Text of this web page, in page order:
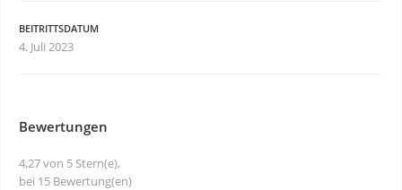
BEITRITTSDATUM
4. Juli 2023
Bewertungen
4,27 von 5 Stern(e),
bei 15 Bewertung(en)